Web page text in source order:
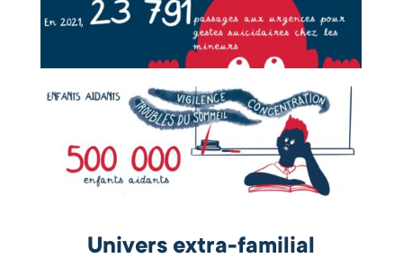
Univers extra-familial